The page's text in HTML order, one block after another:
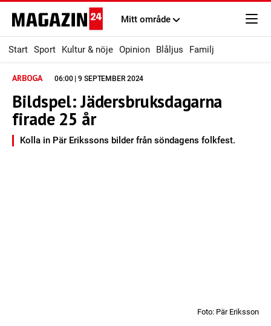
Mitt område
Start Sport Kultur & nöje Opinion Blåljus Familj
ARBOGA 06:00 | 9 SEPTEMBER 2024
Bildspel: Jädersbruksdagarna
firade 25 år
Kolla in Pär Erikssons bilder från söndagens folkfest.
Foto: Pär Eriksson